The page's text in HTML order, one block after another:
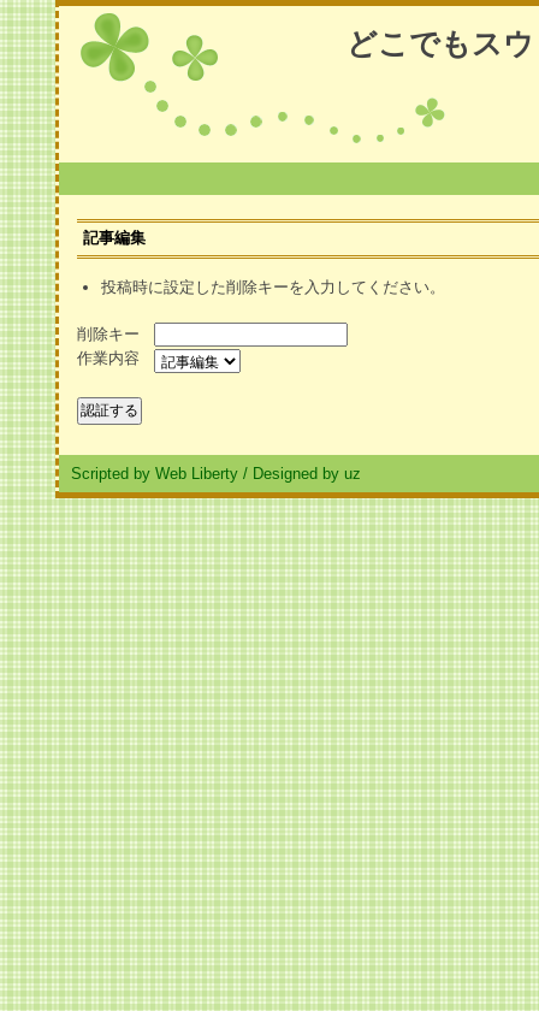
どこでもス
記事編集
投稿時に設定した削除キーを入力してください。
削除キー
作業内容
Scripted by Web Liberty / Designed by uz